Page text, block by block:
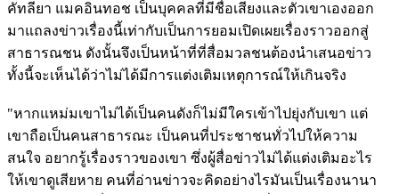
คัทลียา แมคอินทอช เป็นบุคคลที่มีชื่อเสียงและตัวเขาเองออก
มาแถลงข่าวเรื่องนี้เท่ากับเป็นการยอมเปิดเผยเรื่องราวออกสู่
สาธารณชน ดังนั้นจึงเป็นหน้าที่ที่สื่อมวลชนต้องนำเสนอข่าว
ทั้งนี้จะเห็นได้ว่าไม่ได้มีการแต่งเติมเหตุการณ์ให้เกินจริง
"หากแหม่มเขาไม่ได้เป็นคนดังก็ไม่มีใครเข้าไปยุ่งกับเขา แต่
เขาถือเป็นคนสาธารณะ เป็นคนที่ประชาชนทั่วไปให้ความ
สนใจ อยากรู้เรื่องราวของเขา ซึ่งผู้สื่อข่าวไม่ได้แต่งเติมอะไร
ให้เขาดูเสียหาย คนที่อ่านข่าวจะคิดอย่างไรมันเป็นเรื่องนานา